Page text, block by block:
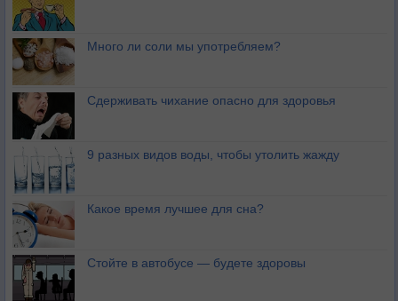
Много ли соли мы употребляем?
Сдерживать чихание опасно для здоровья
9 разных видов воды, чтобы утолить жажду
Какое время лучшее для сна?
Стойте в автобусе — будете здоровы